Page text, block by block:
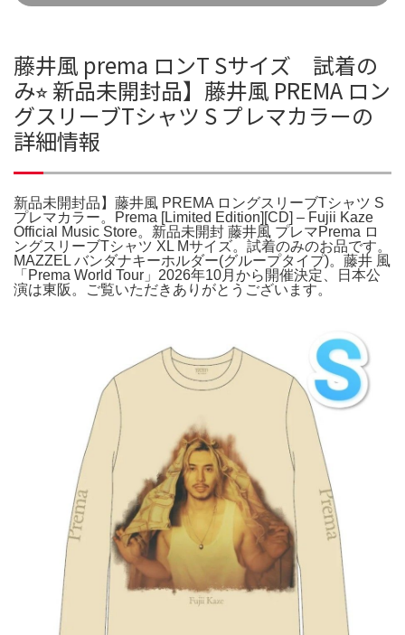
藤井風 prema ロンT Sサイズ 試着の
み⭐︎ 新品未開封品】藤井風 PREMA ロン
グスリーブTシャツ S プレマカラーの
詳細情報
新品未開封品】藤井風 PREMA ロングスリーブTシャツ S
プレマカラー。Prema [Limited Edition][CD] – Fujii Kaze
Official Music Store。新品未開封 藤井風 プレマPrema ロ
ングスリーブTシャツ XL Mサイズ。試着のみのお品です。
MAZZEL バンダナキーホルダー(グループタイプ)。藤井 風
「Prema World Tour」2026年10月から開催決定、日本公
演は東阪。ご覧いただきありがとうございます。